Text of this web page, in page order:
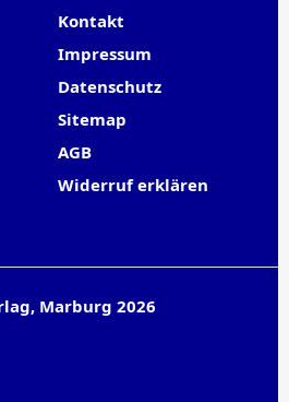
Kontakt
Impressum
Datenschutz
Sitemap
AGB
Widerruf erklären
Marburg 2026